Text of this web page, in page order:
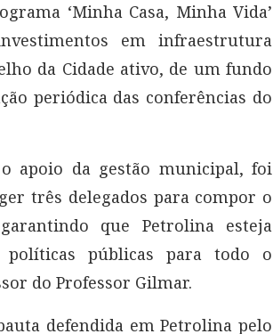
‘Minha Casa, Minha Vida’
em infraestrutura
da Cidade ativo, de um fundo
periódica das conferências do
apoio da gestão municipal, foi
três delegados para compor o
que Petrolina esteja
políticas públicas para todo o
do Professor Gilmar.
defendida em Petrolina pelo